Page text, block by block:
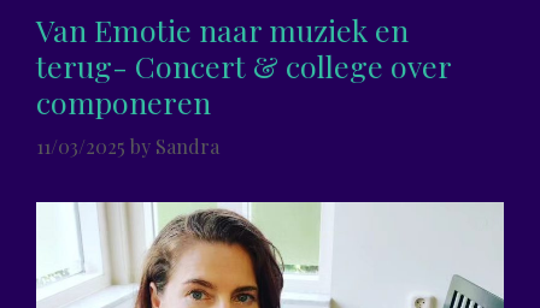
Van Emotie naar muziek en
terug- Concert & college over
componeren
11/03/2025 by Sandra